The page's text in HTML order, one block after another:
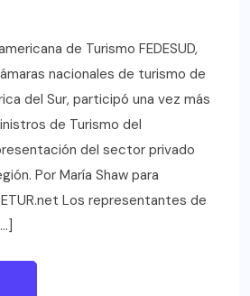
de Turismo FEDESUD,
nacionales de turismo de
del Sur, participó una vez más
de Turismo del
del sector privado
Por María Shaw para
Los representantes de